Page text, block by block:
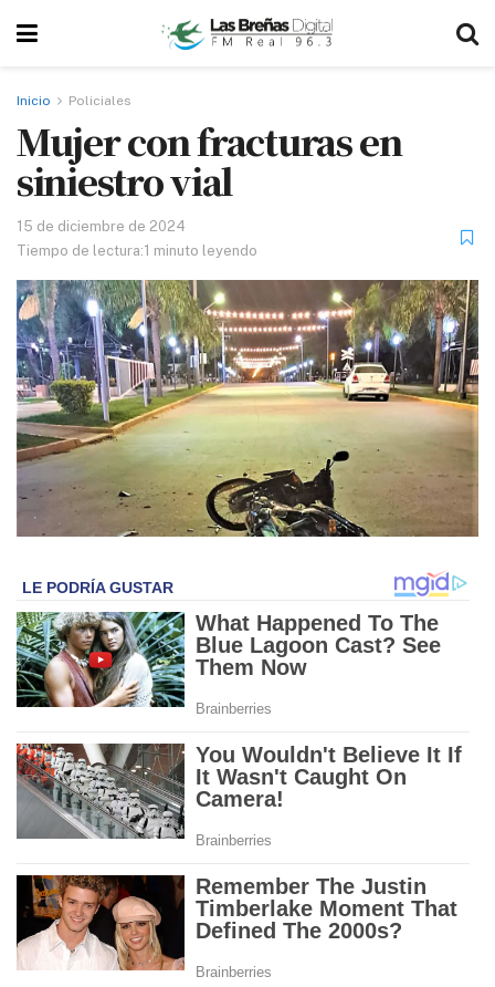
Inicio Policiales
Mujer con fracturas en
siniestro vial
15 de diciembre de 2024
Tiempo de lectura:1 minuto leyendo